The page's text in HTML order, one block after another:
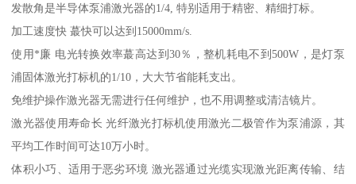
发散角是半导体泵浦激光器的1/4, 特别适用于精密、精细打标。
加工速度快 蕞快可以达到15000mm/s.
使用*廉 电光转换效率蕞高达到30％，整机耗电不到500W，是灯泵
浦固体激光打标机的1/10，大大节省能耗支出。
免维护操作激光器无需进行任何维护，也不用调整或清洁镜片。
激光器使用寿命长 光纤激光打标机使用激光二极管作为泵浦源，其
平均工作时间可达10万小时。
体积小巧、适用于恶劣环境 激光器通过光缆实现激光距离传输、结